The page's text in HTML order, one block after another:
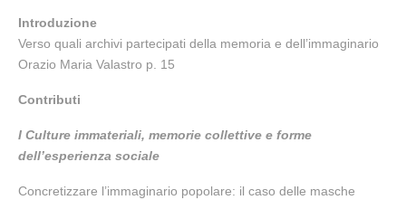
Introduzione
Verso quali archivi partecipati della memoria e dell’immaginario
Orazio Maria Valastro p. 15
Contributi
I Culture immateriali, memorie collettive e forme
dell’esperienza sociale
Concretizzare l’immaginario popolare: il caso delle masche